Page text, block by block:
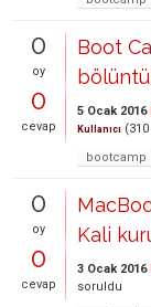
0
oy
0
cevap
Boot
5 Ocak 2016
Kullanıcı (310
bootcamp
0
oy
0
cevap
Kali
3 Ocak 2016
soruldu